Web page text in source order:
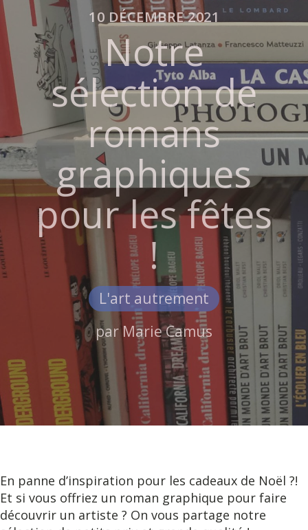
10 DÉCEMBRE 2021
Notre
sélection de
romans
graphiques
pour les fêtes
!
L'art autrement
parMarie Camus
En panne d’inspiration pour les cadeaux de Noël ?!
Et si vous offriez un roman graphique pour faire
découvrir un artiste ? On vous partage notre